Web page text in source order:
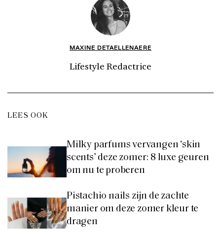
MAXINE DETAELLENAERE
Lifestyle Redactrice
LEES OOK
Milky parfums vervangen ‘skin
scents’ deze zomer: 8 luxe geuren
om nu te proberen
Pistachio nails zijn de zachte
manier om deze zomer kleur te
dragen